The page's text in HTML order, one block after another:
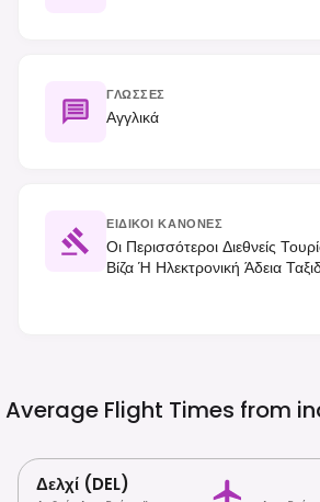
ΓΛΏΣΣΕΣ
Αγγλικά
ΕΙΔΙΚΟΊ ΚΑΝΌΝΕΣ
Οι Περισσότεροι Διεθνείς
Βίζα Ή Ηλεκτρονική Άδεια
(ETA/eVisitor) Πριν Από Την
Average Flight Times from
Δελχί (DEL)